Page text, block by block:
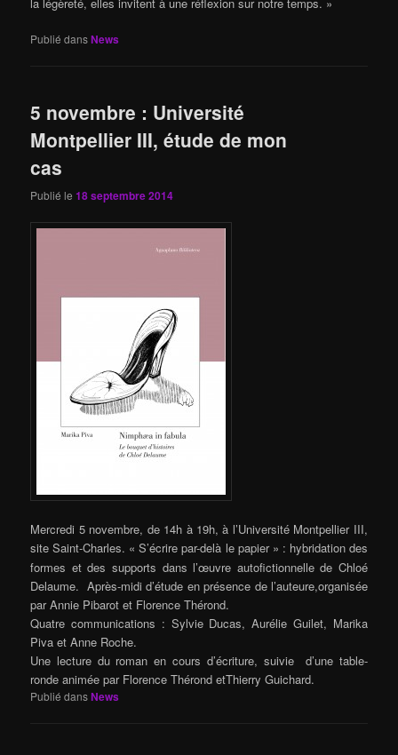
Publié dansNews
5 novembre : Université
Montpellier III, étude de mon
cas
Publié le18 septembre 2014
Mercredi 5 novembre, de 14h à 19h, à l’Université Montpellier III,
site Saint-Charles. « S’écrire par-delà le papier » : hybridation des
formes et des supports dans l’œuvre autofictionnelle de Chloé
Delaume. Après-midi d’étude en présence de l’auteure,organisée
par Annie Pibarot et Florence Thérond.
Quatre communications : Sylvie Ducas, Aurélie Guilet, Marika
Piva et Anne Roche.
Une lecture du roman en cours d’écriture, suivie d’une table-
ronde animée par Florence Thérond etThierry Guichard.
Publié dansNews